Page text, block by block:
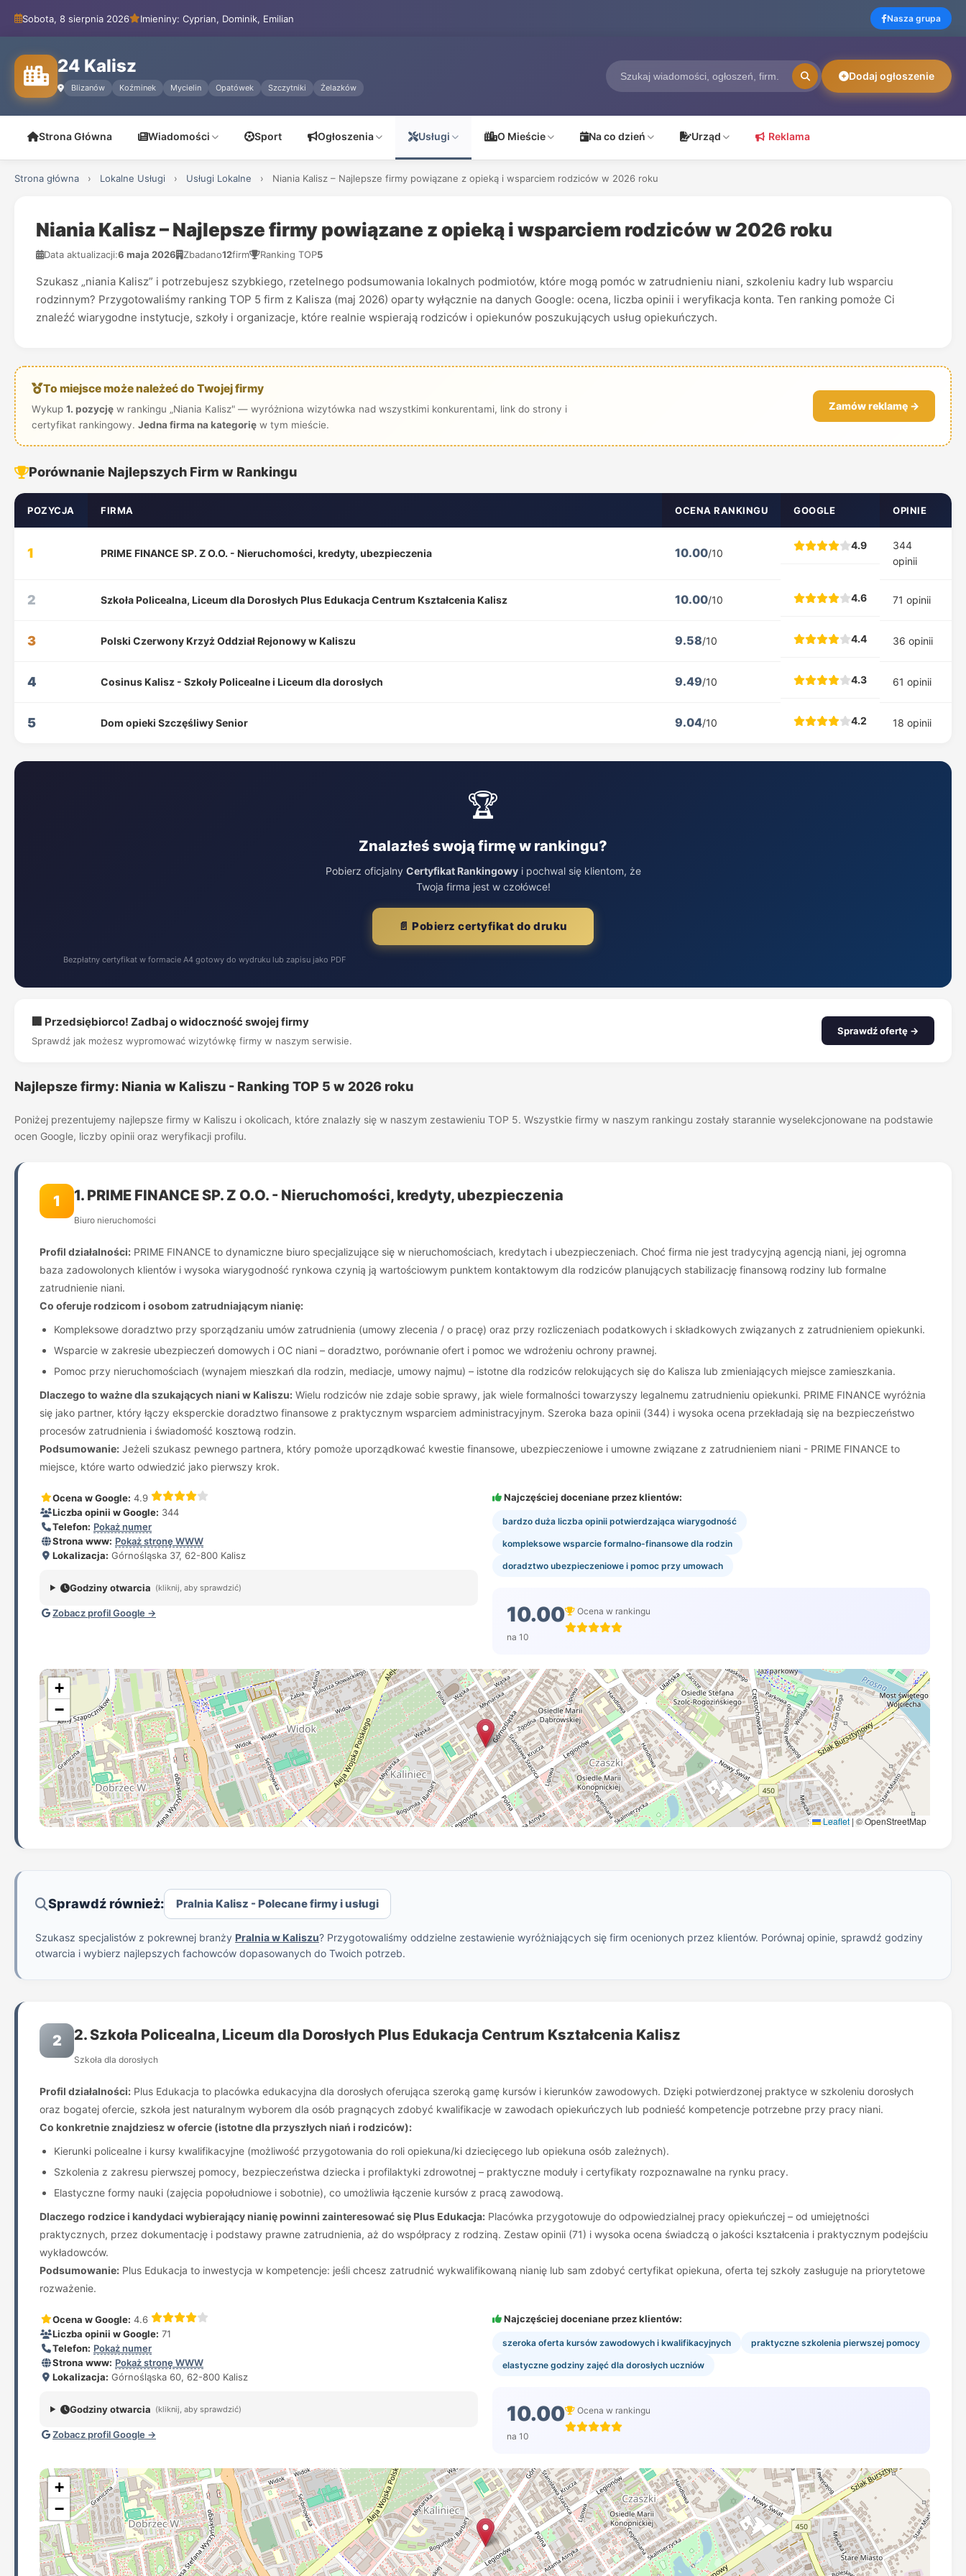
Sobota, 8 sierpnia 2026 Imieniny: Cyprian, Dominik, Emilian Nasza grupa
24 Kalisz
Blizanów Koźminek Mycielin Opatówek Szczytniki Żelazków
Dodaj ogłoszenie
Strona Główna Wiadomości Sport Ogłoszenia Usługi O Mieście Na co dzień Urząd Reklama
Strona główna › Lokalne Usługi › Usługi Lokalne › Niania Kalisz – Najlepsze firmy powiązane z opieką i wsparciem rodziców w 2026 roku
Niania Kalisz – Najlepsze firmy powiązane z opieką i wsparciem rodziców w 2026 roku
Data aktualizacji:6 maja 2026 Zbadano12firm Ranking TOP5
Szukasz „niania Kalisz” i potrzebujesz szybkiego, rzetelnego podsumowania lokalnych podmiotów, które mogą pomóc w zatrudnieniu niani, szkoleniu kadry lub wsparciu
rodzinnym? Przygotowaliśmy ranking TOP 5 firm z Kalisza (maj 2026) oparty wyłącznie na danych Google: ocena, liczba opinii i weryfikacja konta. Ten ranking pomoże Ci
znaleźć wiarygodne instytucje, szkoły i organizacje, które realnie wspierają rodziców i opiekunów poszukujących usług opiekuńczych.
To miejsce może należeć do Twojej firmy
Wykup 1. pozycjęw rankingu „Niania Kalisz" — wyróżniona wizytówka nad wszystkimi konkurentami, link do strony i
certyfikat rankingowy. Jedna firma na kategorięw tym mieście.
Zamów reklamę →
Porównanie Najlepszych Firm w Rankingu
POZYCJA FIRMA OCENA RANKINGU GOOGLE OPINIE
1 PRIME FINANCE SP. Z O.O. - Nieruchomości, kredyty, ubezpieczenia 10.00/10
4.9
344
opinii
2 Szkoła Policealna, Liceum dla Dorosłych Plus Edukacja Centrum Kształcenia Kalisz 10.00/10 4.6 71 opinii
3 Polski Czerwony Krzyż Oddział Rejonowy w Kaliszu 9.58/10 4.4 36 opinii
4 Cosinus Kalisz - Szkoły Policealne i Liceum dla dorosłych 9.49/10 4.3 61 opinii
5 Dom opieki Szczęśliwy Senior 9.04/10 4.2 18 opinii
🏆
Znalazłeś swoją firmę w rankingu?
Pobierz oficjalny Certyfikat Rankingowyi pochwal się klientom, że
Twoja firma jest w czołówce!
📄 Pobierz certyfikat do druku
Bezpłatny certyfikat w formacie A4 gotowy do wydruku lub zapisu jako PDF
🏢 Przedsiębiorco! Zadbaj o widoczność swojej firmy
Sprawdź jak możesz wypromować wizytówkę firmy w naszym serwisie.
Sprawdź ofertę →
Najlepsze firmy: Niania w Kaliszu - Ranking TOP 5 w 2026 roku
Poniżej prezentujemy najlepsze firmy w Kaliszu i okolicach, które znalazły się w naszym zestawieniu TOP 5. Wszystkie firmy w naszym rankingu zostały starannie wyselekcjonowane na podstawie
ocen Google, liczby opinii oraz weryfikacji profilu.
1 1. PRIME FINANCE SP. Z O.O. - Nieruchomości, kredyty, ubezpieczenia
Biuro nieruchomości
Profil działalności: PRIME FINANCE to dynamiczne biuro specjalizujące się w nieruchomościach, kredytach i ubezpieczeniach. Choć firma nie jest tradycyjną agencją niani, jej ogromna
baza zadowolonych klientów i wysoka wiarygodność rynkowa czynią ją wartościowym punktem kontaktowym dla rodziców planujących stabilizację finansową rodziny lub formalne
zatrudnienie niani.
Co oferuje rodzicom i osobom zatrudniającym nianię:
Kompleksowe doradztwo przy sporządzaniu umów zatrudnienia (umowy zlecenia / o pracę) oraz przy rozliczeniach podatkowych i składkowych związanych z zatrudnieniem opiekunki.
Wsparcie w zakresie ubezpieczeń domowych i OC niani – doradztwo, porównanie ofert i pomoc we wdrożeniu ochrony prawnej.
Pomoc przy nieruchomościach (wynajem mieszkań dla rodzin, mediacje, umowy najmu) – istotne dla rodziców relokujących się do Kalisza lub zmieniających miejsce zamieszkania.
Dlaczego to ważne dla szukających niani w Kaliszu: Wielu rodziców nie zdaje sobie sprawy, jak wiele formalności towarzyszy legalnemu zatrudnieniu opiekunki. PRIME FINANCE wyróżnia
się jako partner, który łączy eksperckie doradztwo finansowe z praktycznym wsparciem administracyjnym. Szeroka baza opinii (344) i wysoka ocena przekładają się na bezpieczeństwo
procesów zatrudnienia i świadomość kosztową rodzin.
Podsumowanie: Jeżeli szukasz pewnego partnera, który pomoże uporządkować kwestie finansowe, ubezpieczeniowe i umowne związane z zatrudnieniem niani - PRIME FINANCE to
miejsce, które warto odwiedzić jako pierwszy krok.
Ocena w Google: 4.9
Liczba opinii w Google: 344
Telefon: Pokaż numer
Strona www: Pokaż stronę WWW
Lokalizacja: Górnośląska 37, 62-800 Kalisz
Godziny otwarcia (kliknij, aby sprawdzić)
Zobacz profil Google →
Najczęściej doceniane przez klientów:
bardzo duża liczba opinii potwierdzająca wiarygodność
kompleksowe wsparcie formalno-finansowe dla rodzin
doradztwo ubezpieczeniowe i pomoc przy umowach
10.00
na 10
Ocena w rankingu
+
−
Leaflet | © OpenStreetMap
Sprawdź również: Pralnia Kalisz - Polecane firmy i usługi
Szukasz specjalistów z pokrewnej branży Pralnia w Kaliszu? Przygotowaliśmy oddzielne zestawienie wyróżniających się firm ocenionych przez klientów. Porównaj opinie, sprawdź godziny
otwarcia i wybierz najlepszych fachowców dopasowanych do Twoich potrzeb.
2 2. Szkoła Policealna, Liceum dla Dorosłych Plus Edukacja Centrum Kształcenia Kalisz
Szkoła dla dorosłych
Profil działalności: Plus Edukacja to placówka edukacyjna dla dorosłych oferująca szeroką gamę kursów i kierunków zawodowych. Dzięki potwierdzonej praktyce w szkoleniu dorosłych
oraz bogatej ofercie, szkoła jest naturalnym wyborem dla osób pragnących zdobyć kwalifikacje w zawodach opiekuńczych lub podnieść kompetencje potrzebne przy pracy niani.
Co konkretnie znajdziesz w ofercie (istotne dla przyszłych niań i rodziców):
Kierunki policealne i kursy kwalifikacyjne (możliwość przygotowania do roli opiekuna/ki dziecięcego lub opiekuna osób zależnych).
Szkolenia z zakresu pierwszej pomocy, bezpieczeństwa dziecka i profilaktyki zdrowotnej – praktyczne moduły i certyfikaty rozpoznawalne na rynku pracy.
Elastyczne formy nauki (zajęcia popołudniowe i sobotnie), co umożliwia łączenie kursów z pracą zawodową.
Dlaczego rodzice i kandydaci wybierający nianię powinni zainteresować się Plus Edukacja: Placówka przygotowuje do odpowiedzialnej pracy opiekuńczej – od umiejętności
praktycznych, przez dokumentację i podstawy prawne zatrudnienia, aż do współpracy z rodziną. Zestaw opinii (71) i wysoka ocena świadczą o jakości kształcenia i praktycznym podejściu
wykładowców.
Podsumowanie: Plus Edukacja to inwestycja w kompetencje: jeśli chcesz zatrudnić wykwalifikowaną nianię lub sam zdobyć certyfikat opiekuna, oferta tej szkoły zasługuje na priorytetowe
rozważenie.
Ocena w Google: 4.6
Liczba opinii w Google: 71
Telefon: Pokaż numer
Strona www: Pokaż stronę WWW
Lokalizacja: Górnośląska 60, 62-800 Kalisz
Godziny otwarcia (kliknij, aby sprawdzić)
Zobacz profil Google →
Najczęściej doceniane przez klientów:
szeroka oferta kursów zawodowych i kwalifikacyjnych praktyczne szkolenia pierwszej pomocy
elastyczne godziny zajęć dla dorosłych uczniów
10.00
na 10
Ocena w rankingu
+
−